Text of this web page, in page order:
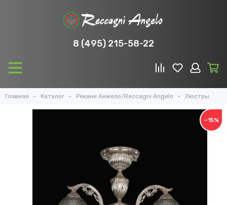
8 (495) 215-58-22
Главная Каталог Рекани Анжело/Reccagni Angelo Люстры
−15%